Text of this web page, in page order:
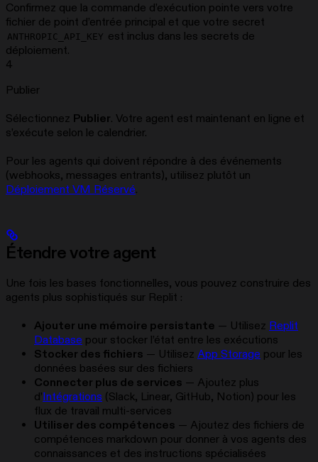
Confirmez que la commande d’exécution pointe vers votre
fichier de point d’entrée principal et que votre secret
ANTHROPIC_API_KEY est inclus dans les secrets de
déploiement.
4
Publier
Sélectionnez Publier. Votre agent est maintenant en ligne et
s’exécute selon le calendrier.
Pour les agents qui doivent répondre à des événements
(webhooks, messages entrants), utilisez plutôt un
Déploiement VM Réservé.
Étendre votre agent
Une fois les bases fonctionnelles, vous pouvez construire des
agents plus sophistiqués sur Replit :
Ajouter une mémoire persistante — Utilisez Replit
Database pour stocker l’état entre les exécutions
Stocker des fichiers — Utilisez App Storage pour les
données basées sur des fichiers
Connecter plus de services — Ajoutez plus
d’Intégrations (Slack, Linear, GitHub, Notion) pour les
flux de travail multi-services
Utiliser des compétences — Ajoutez des fichiers de
compétences markdown pour donner à vos agents des
connaissances et des instructions spécialisées